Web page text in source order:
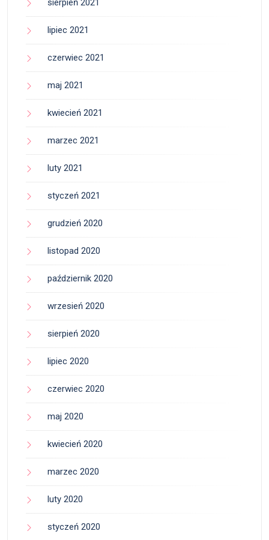
sierpień 2021
lipiec 2021
czerwiec 2021
maj 2021
kwiecień 2021
marzec 2021
luty 2021
styczeń 2021
grudzień 2020
listopad 2020
październik 2020
wrzesień 2020
sierpień 2020
lipiec 2020
czerwiec 2020
maj 2020
kwiecień 2020
marzec 2020
luty 2020
styczeń 2020